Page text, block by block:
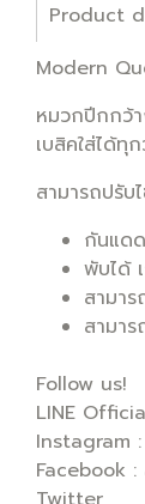
Product
Modern
หมวกปีกกว้
เบสิคใส่ได้ทุ
สามารถปรับ
กันแด
พับได้
สามา
สามา
Follow us!
LINE
Instagram
Facebook